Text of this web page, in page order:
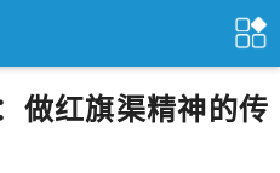
做红旗渠精神的传